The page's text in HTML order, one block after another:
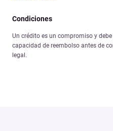
Condiciones
Un crédito es un compromiso y
capacidad de reembolso antes de
legal.